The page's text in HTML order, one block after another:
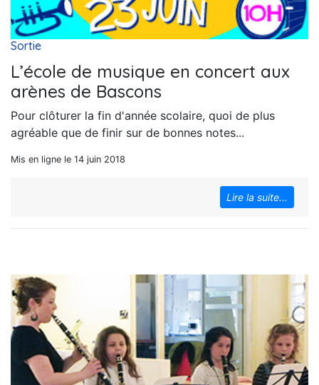
Sortie
L’école de musique en concert aux
arènes de Bascons
Pour clôturer la fin d'année scolaire, quoi de plus
agréable que de finir sur de bonnes notes...
Mis en ligne le 14 juin 2018
Lire la suite...